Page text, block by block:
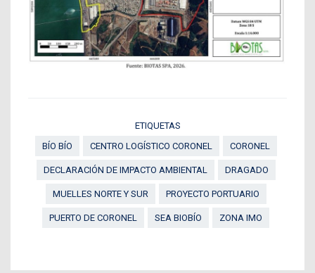
ETIQUETAS
BÍO BÍO
CENTRO LOGÍSTICO CORONEL CORONEL
DECLARACIÓN DE IMPACTO AMBIENTAL DRAGADO
MUELLES NORTE Y SUR PROYECTO PORTUARIO
PUERTO DE CORONEL SEA BIOBÍO ZONA IMO